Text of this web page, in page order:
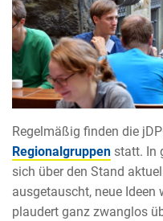
Regelmäßig finden die
Regionalgruppen statt. In
sich über den Stand
ausgetauscht, neue Ideen
plaudert ganz zwanglos